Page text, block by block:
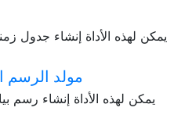
يمكن لهذه الأداة إنشاء جدول
مولد الرسم
يمكن لهذه الأداة إنشاء